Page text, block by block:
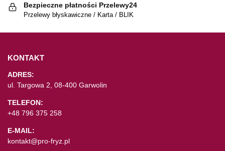
Bezpieczne płatności Przelewy24
Przelewy błyskawiczne / Karta / BLIK
KONTAKT
ADRES:
ul. Targowa 2, 08-400 Garwolin
TELEFON:
+48 796 375 258
E-MAIL:
kontakt@pro-fryz.pl